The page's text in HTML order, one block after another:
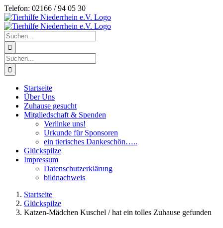
Zum
Inhalt
springen
Telefon: 02166 / 94 05 30
Suche
nach:
Suche
nach:
Startseite
Über Uns
Zuhause gesucht
Mitgliedschaft & Spenden
Verlinke uns!
Urkunde für Sponsoren
ein tierisches Dankeschön…..
Glückspilze
Impressum
Datenschutzerklärung
bildnachweis
Startseite
Glückspilze
Katzen-Mädchen Kuschel / hat ein tolles Zuhause gefunden